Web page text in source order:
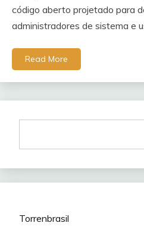
código aberto projetado para
administradores de sistema e
Read More
Torrenbrasil